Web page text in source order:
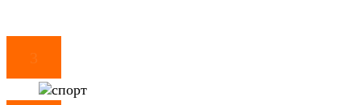
3